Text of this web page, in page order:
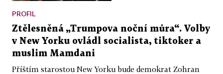
PROFIL
Ztělesněná „Trumpova noční můra“. Volby
v New Yorku ovládl socialista, tiktoker a
muslim Mamdani
Příštím starostou New Yorku bude demokrat Zohran